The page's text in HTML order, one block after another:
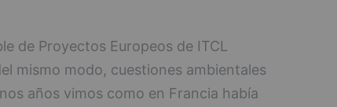
de Proyectos Europeos de ITCL
mismo modo, cuestiones ambientales
años vimos como en Francia había